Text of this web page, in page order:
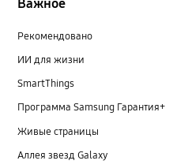
Важное
Рекомендовано
ИИ для жизни
SmartThings
Программа Samsung Гарантия+
Живые страницы
Аллея звезд Galaxy